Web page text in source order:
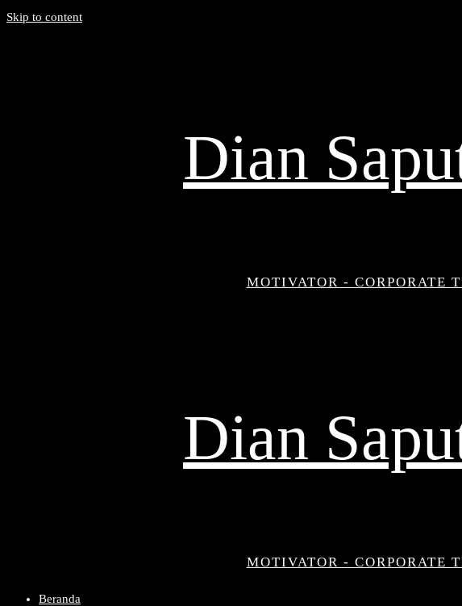
Skip to content
Dian
MOTIVATOR - CORPORATE
Dian
MOTIVATOR - CORPORATE
Beranda